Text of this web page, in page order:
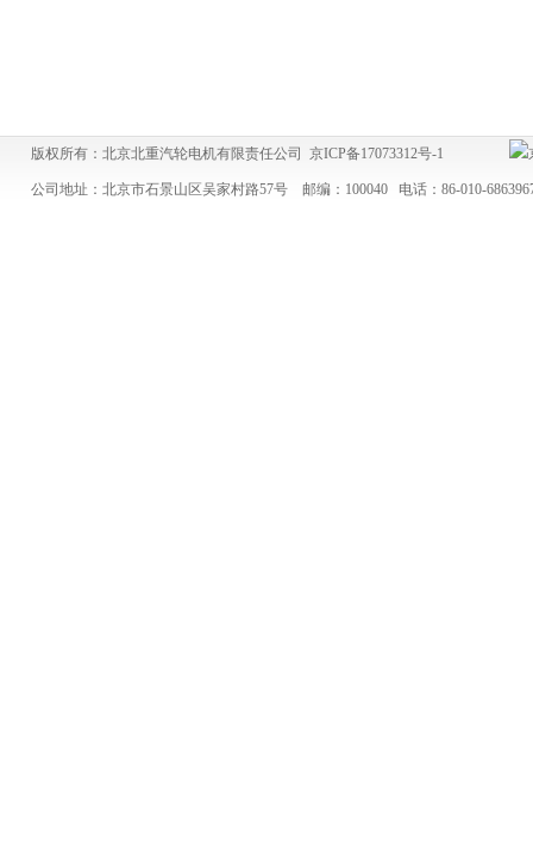
版权所有：北京北重汽轮电机有限责任公司 京ICP备17073312号-1
公司地址：北京市石景山区吴家村路57号 邮编：100040 电话：86-010-